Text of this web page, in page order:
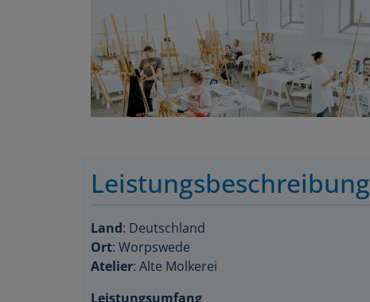
Leistungsbeschreibung
Land: Deutschland
Ort: Worpswede
Atelier: Alte Molkerei
Leistungsumfang